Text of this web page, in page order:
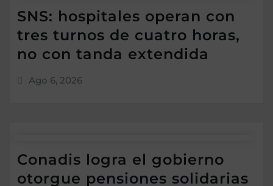
SNS: hospitales operan con
tres turnos de cuatro horas,
no con tanda extendida
Ago 6, 2026
Conadis logra el gobierno
otorgue pensiones solidarias